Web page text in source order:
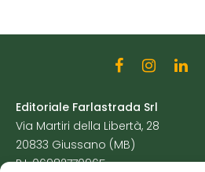
Editoriale Farlastrada Srl
Via Martiri della Libertà, 28
20833 Giussano (MB)
P.I. 06982770965